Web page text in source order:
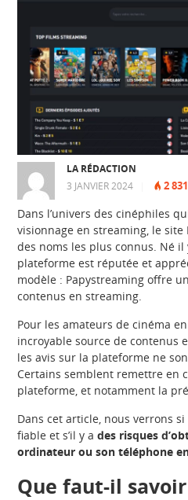
LA RÉDACTION
3 JANVIER 2024
2 831
Dans l’univers des cinéphiles
visionnage en streaming, le
des noms les plus connus. Né
plateforme est réputée et
modèle : Papystreaming offre
contenus en streaming.
Pour les amateurs de cinéma
incroyable source de contenus
les avis sur la plateforme ne
Certains semblent remettre en
plateforme, et notamment la
Dans cet article, nous verrons
fiable et s’il y ades risques
ordinateur ou son téléphone
Que faut-il